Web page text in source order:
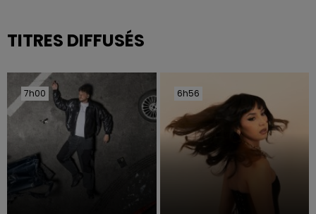
TITRES DIFFUSÉS
7h00
7h00 6h56
6h56